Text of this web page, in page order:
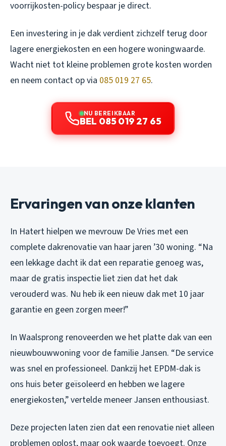
voorrijkosten-policy bespaar je direct.
Een investering in je dak verdient zichzelf terug door
lagere energiekosten en een hogere woningwaarde.
Wacht niet tot kleine problemen grote kosten worden
en neem contact op via 085 019 27 65.
NU BEREIKBAAR
BEL 085 019 27 65
Ervaringen van onze klanten
In Hatert hielpen we mevrouw De Vries met een
complete dakrenovatie van haar jaren ’30 woning. “Na
een lekkage dacht ik dat een reparatie genoeg was,
maar de gratis inspectie liet zien dat het dak
verouderd was. Nu heb ik een nieuw dak met 10 jaar
garantie en geen zorgen meer!”
In Waalsprong renoveerden we het platte dak van een
nieuwbouwwoning voor de familie Jansen. “De service
was snel en professioneel. Dankzij het EPDM-dak is
ons huis beter geïsoleerd en hebben we lagere
energiekosten,” vertelde meneer Jansen enthousiast.
Deze projecten laten zien dat een renovatie niet alleen
problemen oplost, maar ook waarde toevoegt. Onze